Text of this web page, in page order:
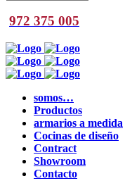
972 375 005
somos…
Productos
armarios a medida
Cocinas de diseño
Contract
Showroom
Contacto